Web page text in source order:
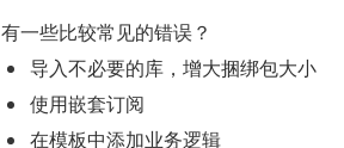
有一些比较常见的错误？
导入不必要的库，增大捆绑包大小
使用嵌套订阅
在模板中添加业务逻辑